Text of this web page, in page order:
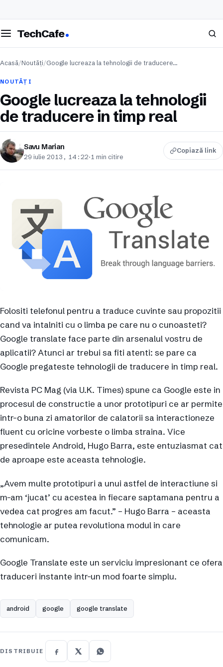
meniul
TechCafe Caută
Acasă/Noutăți/Google lucreaza la tehnologii de traducere…
NOUTĂȚI
Google lucreaza la tehnologii
de traducere in timp real
Savu Marian
29 iulie 2013, 14:22·1 min citire
Copiază link
Folositi telefonul pentru a traduce cuvinte sau propozitii
cand va intalniti cu o limba pe care nu o cunoasteti?
Google translate face parte din arsenalul vostru de
aplicatii? Atunci ar trebui sa fiti atenti: se pare ca
Google pregateste tehnologii de traducere in timp real.
Revista PC Mag (via U.K. Times) spune ca Google este in
procesul de constructie a unor prototipuri ce ar permite
intr-o buna zi amatorilor de calatorii sa interactioneze
fluent cu oricine vorbeste o limba straina. Vice
presedintele Android, Hugo Barra, este entuziasmat cat
de aproape este aceasta tehnologie.
„Avem multe prototipuri a unui astfel de interactiune si
m-am ‘jucat’ cu acestea in fiecare saptamana pentru a
vedea cat progres am facut.” – Hugo Barra – aceasta
tehnologie ar putea revolutiona modul in care
comunicam.
Google Translate este un serviciu impresionant ce ofera
traduceri instante intr-un mod foarte simplu.
android google google translate
DISTRIBUIE